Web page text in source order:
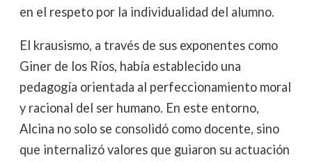
en el respeto por la individualidad del alumno.
El krausismo, a través de sus exponentes como
Giner de los Ríos, había establecido una
pedagogía orientada al perfeccionamiento moral
y racional del ser humano. En este entorno,
Alcina no solo se consolidó como docente, sino
que internalizó valores que guiaron su actuación